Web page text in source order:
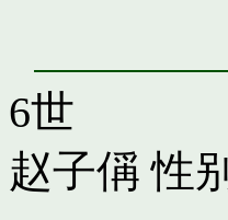
6世
赵子偁 性